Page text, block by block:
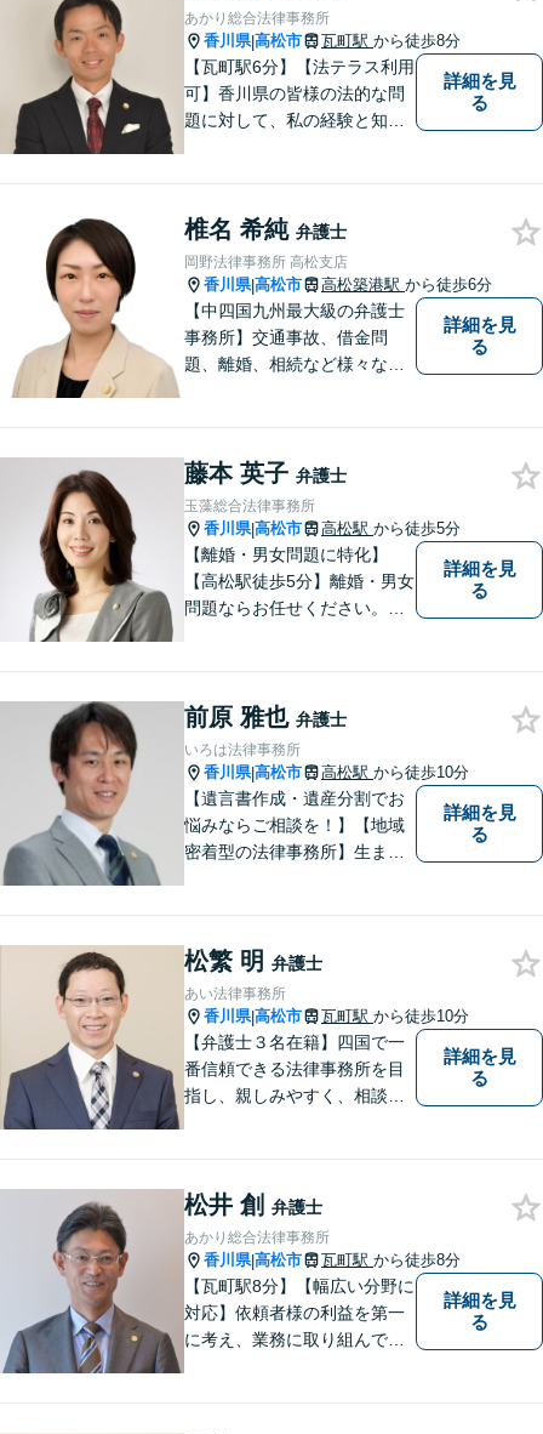
あかり総合法律事務所
香川県|高松市 瓦町駅 から徒歩8分
【瓦町駅6分】【法テラス利用
可】香川県の皆様の法的な問
題に対して、私の経験と知識
い。少しでもお役に立てるよ
う全力でサポートいたしま
す。
詳細を見
る
椎名 希純 弁護士
岡野法律事務所 高松支店
香川県|高松市 高松築港駅 から徒歩6分
【中四国九州最大級の弁護士
事務所】交通事故、借金問
題、離婚、相続など様々な問
い！
詳細を見
る
藤本 英子 弁護士
玉藻総合法律事務所
香川県|高松市 高松駅 から徒歩5分
【離婚・男女問題に特化】
【高松駅徒歩5分】離婚・男女
問題ならお任せください。相
せるよう、全力でサポートさ
せていただきます。 どうぞお
気軽にご相談ください。
詳細を見
る
前原 雅也 弁護士
いろは法律事務所
香川県|高松市 高松駅 から徒歩10分
【遺言書作成・遺産分割でお
悩みならご相談を！】【地域
密着型の法律事務所】生まれ
に取り組んでいます。相談・
依頼しやすい環境づくりを徹
底しています！【ZOOM面談
対応可】
詳細を見
る
松繁 明 弁護士
あい法律事務所
香川県|高松市 瓦町駅 から徒歩10分
【弁護士３名在籍】四国で一
番信頼できる法律事務所を目
指し、親しみやすく、相談し
詳細を見
る
松井 創 弁護士
あかり総合法律事務所
香川県|高松市 瓦町駅 から徒歩8分
【瓦町駅8分】【幅広い分野に
対応】依頼者様の利益を第一
に考え、業務に取り組んでお
詳細を見
る